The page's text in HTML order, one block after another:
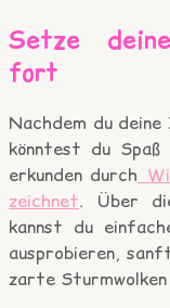
Setze
fort
Nachdem du
könntest du Spaß
erkunden durch
zeichnet. Über
kannst du
ausprobieren,
zarte